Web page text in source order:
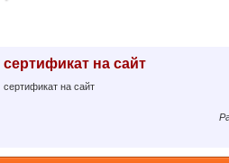
сертификат на сайт
сертификат на сайт